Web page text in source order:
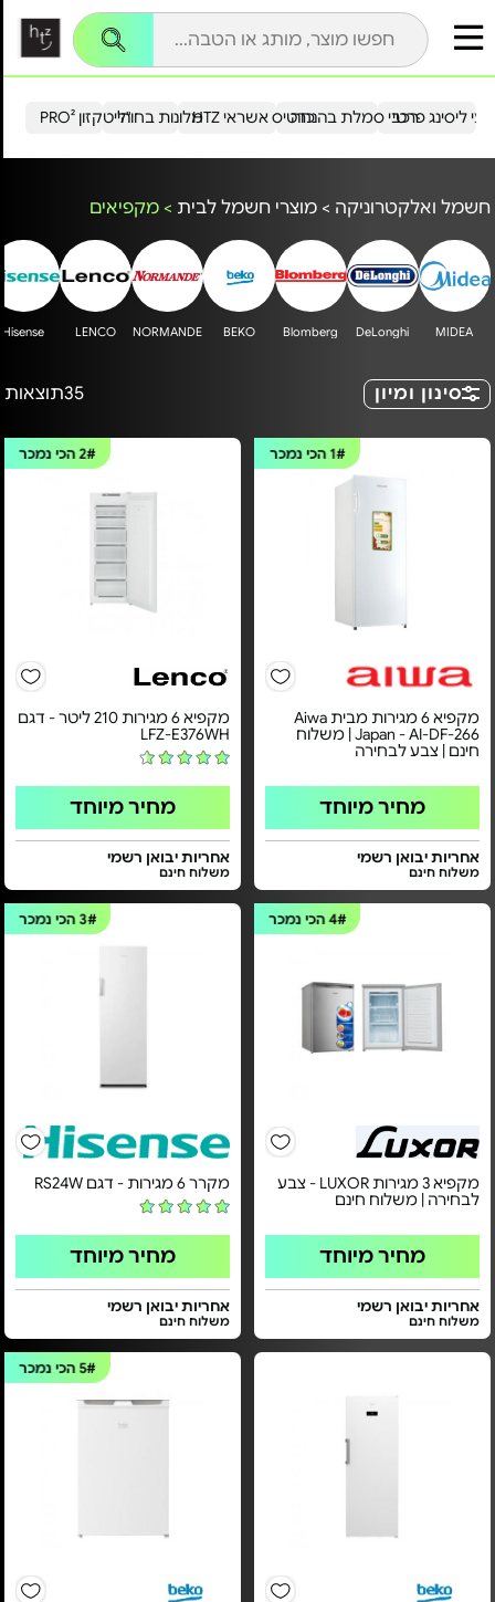
הייטקזון PRO²מלונות בחו"ל כרטיס אשראי HTZ ליסינג פרטירכבי סמלת בהנחה
חשמל ואלקטרוניקה > מוצרי חשמל לבית > מקפיאים
MIDEA
DeLonghi
Blomberg
BEKO
NORMANDE
LENCO
Hisense
סינון ומיון 35תוצאות
1#הכי נמכר
מקפיא 6 מגירות מבית Aiwa
Japan - AI-DF-266 | משלוח
חינם | צבע לבחירה
מחיר מיוחד
אחריות יבואן רשמי
משלוח חינם
2#הכי נמכר
מקפיא 6 מגירות 210 ליטר - דגם
LFZ-E376WH
מחיר מיוחד
אחריות יבואן רשמי
משלוח חינם
4#הכי נמכר
מקפיא 3 מגירות LUXOR - צבע
לבחירה | משלוח חינם
מחיר מיוחד
אחריות יבואן רשמי
משלוח חינם
3# הכי נמכר
מקרר 6 מגירות - דגם RS24W
מחיר מיוחד
אחריות יבואן רשמי
משלוח חינם
5#הכי נמכר